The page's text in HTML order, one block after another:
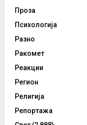
Проза
Психологија
Разно
Ракомет
Реакции
Регион
Религија
Репортажа